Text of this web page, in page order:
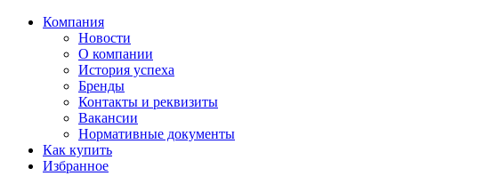
Компания
Новости
О компании
История успеха
Бренды
Контакты и реквизиты
Вакансии
Нормативные документы
Как купить
Избранное